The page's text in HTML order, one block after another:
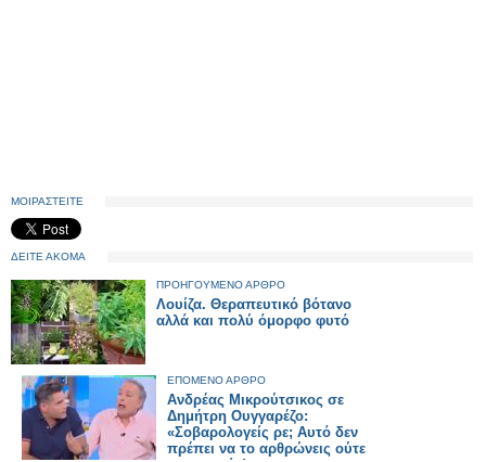
ΜΟΙΡΑΣΤΕΙΤΕ
ΔΕΙΤΕ ΑΚΟΜΑ
ΠΡΟΗΓΟΥΜΕΝΟ ΑΡΘΡΟ
Λουίζα. Θεραπευτικό βότανο
αλλά και πολύ όμορφο φυτό
ΕΠΟΜΕΝΟ ΑΡΘΡΟ
Ανδρέας Μικρούτσικος σε
Δημήτρη Ουγγαρέζο:
«Σοβαρολογείς ρε; Αυτό δεν
πρέπει να το αρθρώνεις ούτε